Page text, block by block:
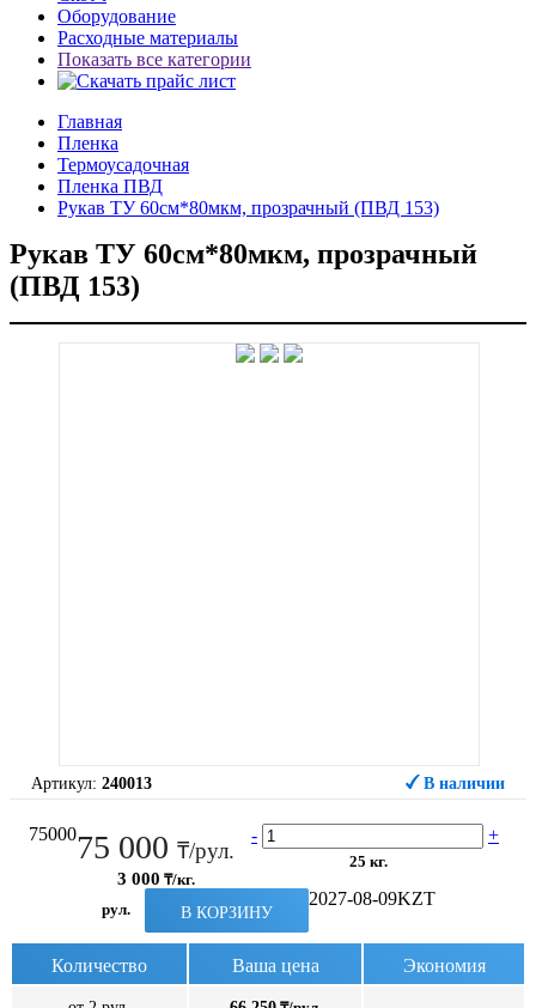
Оборудование
Расходные материалы
Показать все категории
Главная
Пленка
Термоусадочная
Пленка ПВД
Рукав ТУ 60см*80мкм, прозрачный (ПВД 153)
Рукав ТУ 60см*80мкм, прозрачный
(ПВД 153)
Артикул: 240013 В наличии
7500075 000 ₸/рул.
3 000 ₸/кг.
- +
25 кг.
рул. В КОРЗИНУ
2027-08-09KZT
Количество Ваша цена Экономия